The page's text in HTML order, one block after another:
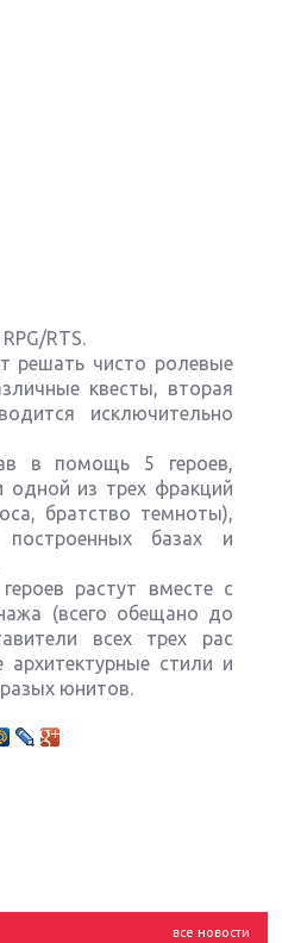
RTS.
решать чисто ролевые
квесты, вторая
исключительно
в помощь 5 героев,
одной из трех фракций
братство темноты),
базах и
растут вместе с
(всего обещано до
всех трех рас
стили и
юнитов.
все новости
Nintendo, Microsoft и